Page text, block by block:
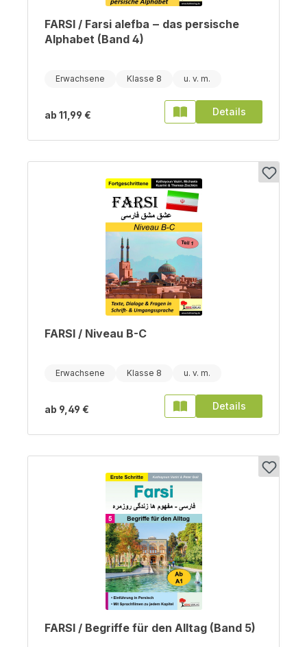
FARSI / Farsi alefba ‒ das persische
Alphabet (Band 4)
Erwachsene Klasse 8
ab 11,99 € Details
FARSI / Niveau B-C
Erwachsene Klasse 8
ab 9,49 € Details
FARSI / Begriffe für den Alltag (Band 5)